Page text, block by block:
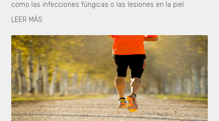
como las infecciones fúngicas o las lesiones en la piel.
LEER MÁS